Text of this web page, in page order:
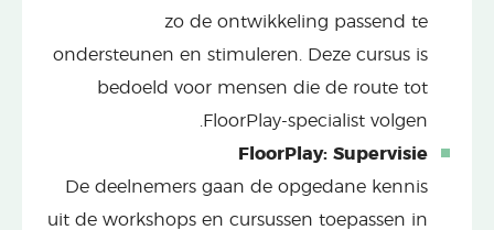
zo de ontwikkeling passend te
ondersteunen en stimuleren. Deze cursus is
bedoeld voor mensen die de route tot
FloorPlay-specialist volgen.
FloorPlay: Supervisie
De deelnemers gaan de opgedane kennis
uit de workshops en cursussen toepassen in